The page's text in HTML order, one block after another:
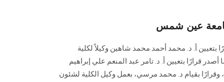
جامعة عين شمس
أ. د. محمد أحمد محمد شاهين وكيلاً لكلية
قرارًا بتعيين أ. د. تامر عبد المنعم علي إبراهيم
وقرارًا بقيام د. محمد مرسي، بعمل وكيل الكلية لشئون